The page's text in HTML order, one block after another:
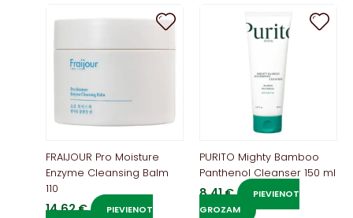
FRAIJOUR Pro Moisture
Enzyme Cleansing Balm
110
14,62€
PIEVIENOT
PURITO Mighty Bamboo
Panthenol Cleanser 150 ml
8,41€
PIEVIENOT
GROZAM